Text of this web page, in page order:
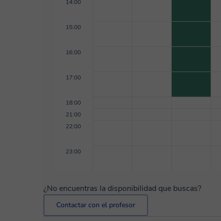
sus proyectos académicos o profesionales. Soy una persona cercana, paciente y comprometida
sesión docente sea una experiencia útil, clara y
mejor y desarrollar nuestras dotes persuasivas si
el mundo real y profesional.
14:00
15:00
16:00
17:00
18:00
21:00
22:00
23:00
¿No encuentras la disponibilidad que buscas?
Contactar con el profesor